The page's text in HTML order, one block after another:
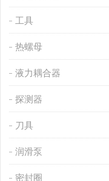
工具
热螺母
液力耦合器
探测器
刀具
润滑泵
密封圈